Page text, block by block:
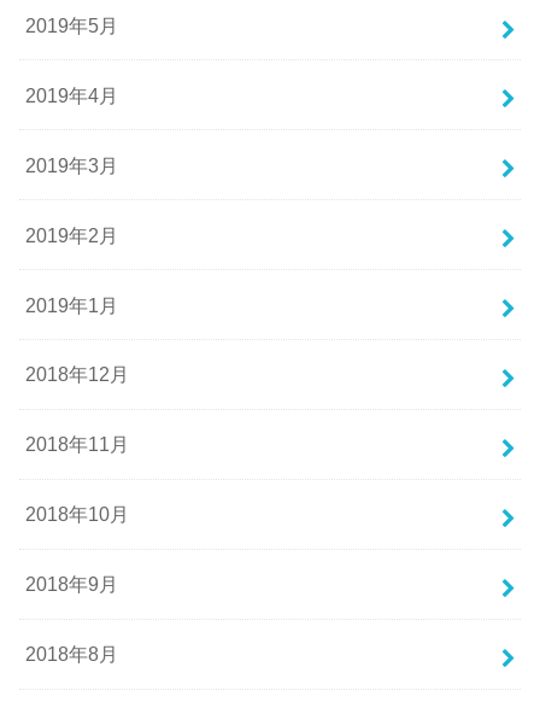
2019年5月
2019年4月
2019年3月
2019年2月
2019年1月
2018年12月
2018年11月
2018年10月
2018年9月
2018年8月